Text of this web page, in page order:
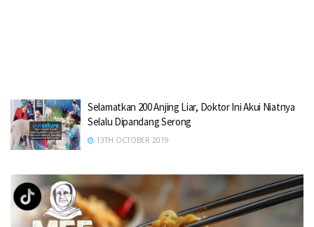
Selamatkan 200 Anjing Liar, Doktor Ini Akui Niatnya
Selalu Dipandang Serong
13TH OCTOBER 2019